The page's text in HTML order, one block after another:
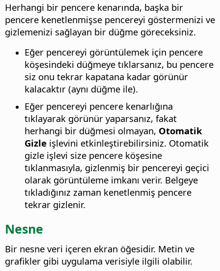
Herhangi bir pencere kenarında, başka bir
pencere kenetlenmişse pencereyi göstermenizi ve
gizlemenizi sağlayan bir düğme göreceksiniz.
Eğer pencereyi görüntülemek için pencere
köşesindeki düğmeye tıklarsanız, bu pencere
siz onu tekrar kapatana kadar görünür
kalacaktır (aynı düğme ile).
Eğer pencereyi pencere kenarlığına
tıklayarak görünür yaparsanız, fakat
herhangi bir düğmesi olmayan, Otomatik
Gizle işlevini etkinleştirebilirsiniz. Otomatik
gizle işlevi size pencere köşesine
tıklanmasıyla, gizlenmiş bir pencereyi geçici
olarak görüntüleme imkanı verir. Belgeye
tıkladığınız zaman kenetlenmiş pencere
tekrar gizlenir.
Nesne
Bir nesne veri içeren ekran öğesidir. Metin ve
grafikler gibi uygulama verisiyle ilgili olabilir.